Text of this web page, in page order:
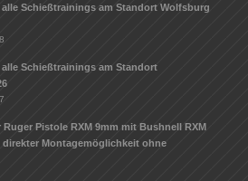
Schießtrainings am Standort Wolfsburg
Schießtrainings am Standort
Ruger Pistole RXM 9mm mit Bushnell RXM
Montagemöglichkeit ohne